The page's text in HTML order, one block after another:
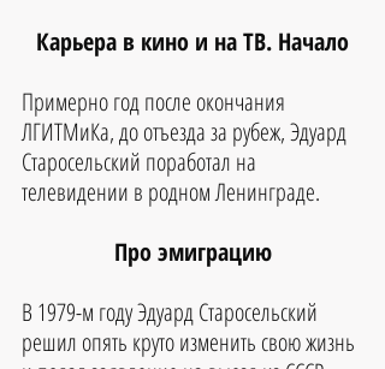
Карьера в кино и на ТВ. Начало
Примерно год после окончания
ЛГИТМиКа, до отъезда за рубеж, Эдуард
Старосельский поработал на
телевидении в родном Ленинграде.
Про эмиграцию
В 1979-м году Эдуард Старосельский
решил опять круто изменить свою жизнь